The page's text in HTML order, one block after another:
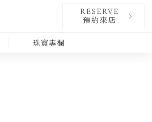
RESERVE
預約來店
珠寶專欄